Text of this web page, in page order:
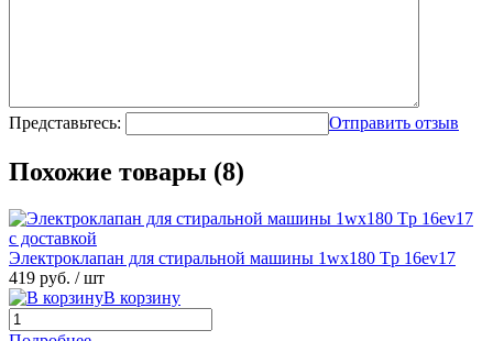
Представьтесь: Отправить отзыв
Похожие товары (8)
Электроклапан для стиральной машины 1wx180 Tp 16ev17
419 руб. / шт
В корзину